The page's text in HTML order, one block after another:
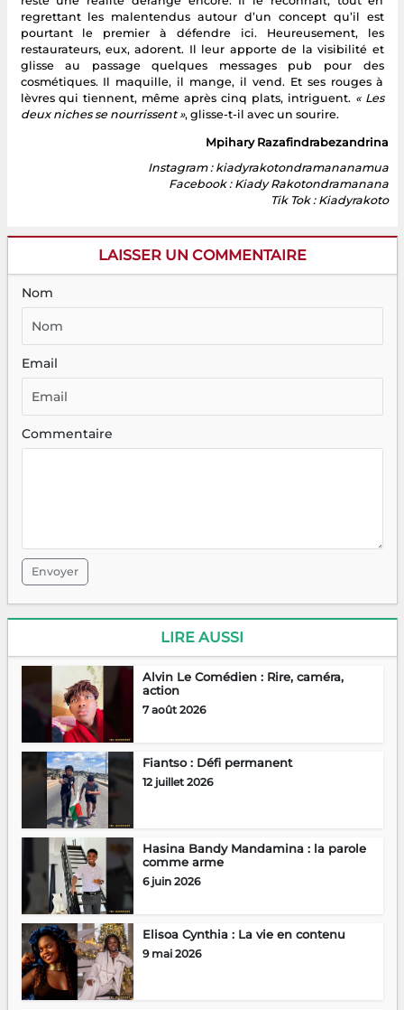
regrettant les malentendus autour d’un concept qu’il est
pourtant le premier à défendre ici. Heureusement, les
restaurateurs, eux, adorent. Il leur apporte de la visibilité et
glisse au passage quelques messages pub pour des
cosmétiques. Il maquille, il mange, il vend. Et ses rouges à
lèvres qui tiennent, même après cinq plats, intriguent. « Les
deux niches se nourrissent », glisse-t-il avec un sourire.
Mpihary Razafindrabezandrina
Instagram : kiadyrakotondramananamua
Facebook : Kiady Rakotondramanana
Tik Tok : Kiadyrakoto
LAISSER UN COMMENTAIRE
Nom
Email
Commentaire
Envoyer
LIRE AUSSI
Alvin Le Comédien : Rire, caméra,
action
7 août 2026
Fiantso : Défi permanent
12 juillet 2026
Hasina Bandy Mandamina : la parole
comme arme
6 juin 2026
Elisoa Cynthia : La vie en contenu
9 mai 2026